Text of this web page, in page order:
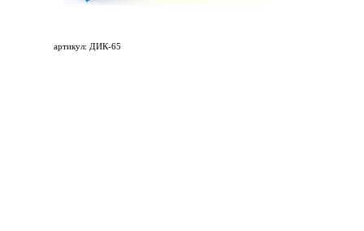
артикул: ДИК-65